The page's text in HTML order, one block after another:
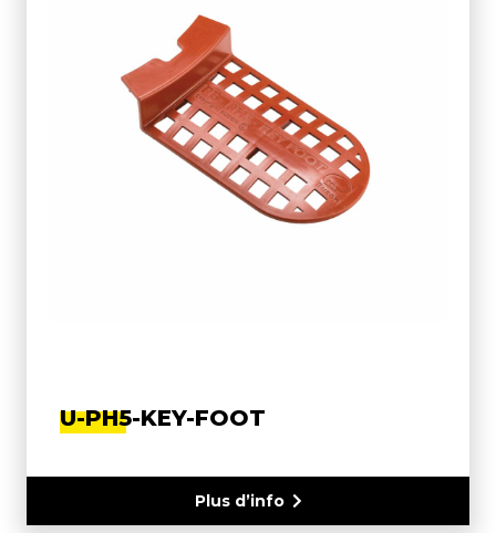
U-PH5-KEY-FOOT
Plus d’info